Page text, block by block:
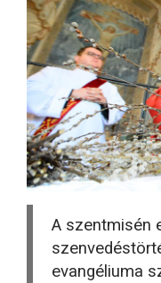
A szentmisén
evangéliuma